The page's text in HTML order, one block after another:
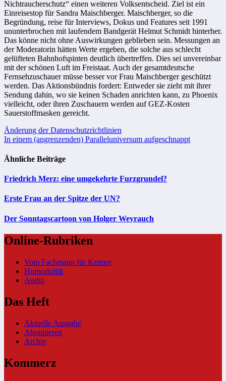
Nichtraucherschutz“ einen weiteren Volksentscheid. Ziel ist ein
Einreisestop für Sandra Maischberger. Maischberger, so die
Begründung, reise für Interviews, Dokus und Features seit 1991
ununterbrochen mit laufendem Bandgerät Helmut Schmidt hinterher.
Das könne nicht ohne Auswirkungen geblieben sein. Messungen an
der Moderatorin hätten Werte ergeben, die solche aus schlecht
gelüfteten Bahnhofspinten deutlich übertreffen. Dies sei unvereinbar
mit der schönen Luft im Freistaat. Auch der gesamtdeutsche
Fernsehzuschauer müsse besser vor Frau Maischberger geschützt
werden. Das Aktionsbündnis fordert: Entweder sie zieht mit ihrer
Sendung dahin, wo sie keinen Schaden anrichten kann, zu Phoenix
vielleicht, oder ihren Zuschauern werden auf GEZ-Kosten
Sauerstoffmasken gereicht.
Beitragsnavigation
Änderung der Datenschutzrichtlinien
In einem (angrenzenden) Paralleluniversum aufgeschnappt
Ähnliche Beiträge
Friedrich Merz: eine umgekehrte Furzgrundel?
Erste Frau an der Spitze der UN?
Der Sonntagscartoon von Holger Weyrauch
Online-Rubriken
Vom Fachmann für Kenner
Humorkritik
Audio
Das Heft
Aktuelle Ausgabe
Abonnieren
Archiv
Kommerz